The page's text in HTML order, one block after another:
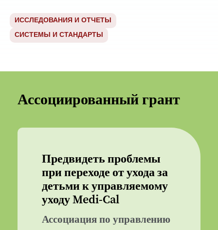
ИССЛЕДОВАНИЯ И ОТЧЕТЫ
СИСТЕМЫ И СТАНДАРТЫ
Ассоциированный грант
Предвидеть проблемы
при переходе от ухода за
детьми к управляемому
уходу Medi-Cal
Ассоциация по управлению